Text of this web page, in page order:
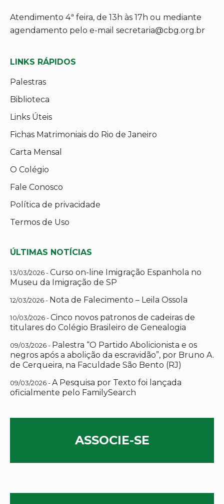
Atendimento 4ª feira, de 13h às 17h ou mediante
agendamento pelo e-mail secretaria@cbg.org.br
LINKS RÁPIDOS
Palestras
Biblioteca
Links Úteis
Fichas Matrimoniais do Rio de Janeiro
Carta Mensal
O Colégio
Fale Conosco
Política de privacidade
Termos de Uso
ÚLTIMAS NOTÍCIAS
13/03/2026 -Curso on-line Imigração Espanhola no
Museu da Imigração de SP
12/03/2026 - Nota de Falecimento – Leila Ossola
10/03/2026 -Cinco novos patronos de cadeiras de
titulares do Colégio Brasileiro de Genealogia
09/03/2026 - Palestra “O Partido Abolicionista e os
negros após a abolição da escravidão”, por Bruno A.
de Cerqueira, na Faculdade São Bento (RJ)
09/03/2026 -A Pesquisa por Texto foi lançada
oficialmente pelo FamilySearch
ASSOCIE-SE